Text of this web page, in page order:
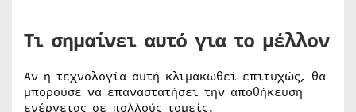
Τι σημαίνει αυτό για το μέλλον
Αν η τεχνολογία αυτή κλιμακωθεί επιτυχώς, θα
μπορούσε να επαναστατήσει την αποθήκευση
ενέργειας σε πολλούς τομείς.